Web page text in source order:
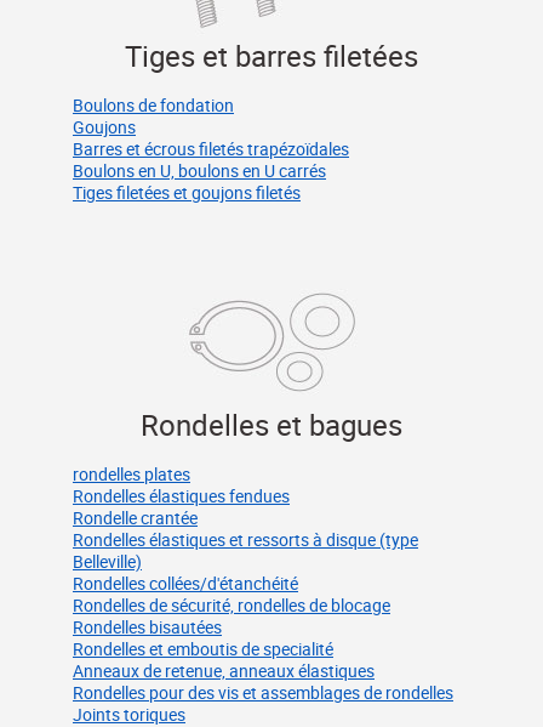
Tiges et barres filetées
Boulons de fondation
Goujons
Barres et écrous filetés trapézoïdales
Boulons en U, boulons en U carrés
Tiges filetées et goujons filetés
Rondelles et bagues
rondelles plates
Rondelles élastiques fendues
Rondelle crantée
Rondelles élastiques et ressorts à disque (type
Belleville)
Rondelles collées/d'étanchéité
Rondelles de sécurité, rondelles de blocage
Rondelles bisautées
Rondelles et emboutis de specialité
Anneaux de retenue, anneaux élastiques
Rondelles pour des vis et assemblages de rondelles
Joints toriques